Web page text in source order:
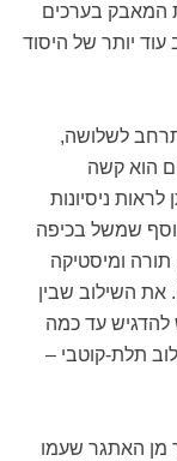
המאבק בערכים
עוד יותר של היסוד
לשלושה,
הוא קשה
ניסיונות
שמשל בכיפה
ומיסטיקה
את השילוב שבין
להדגיש עד כמה
תלת-קוטבי –
מן האתגר שעמו